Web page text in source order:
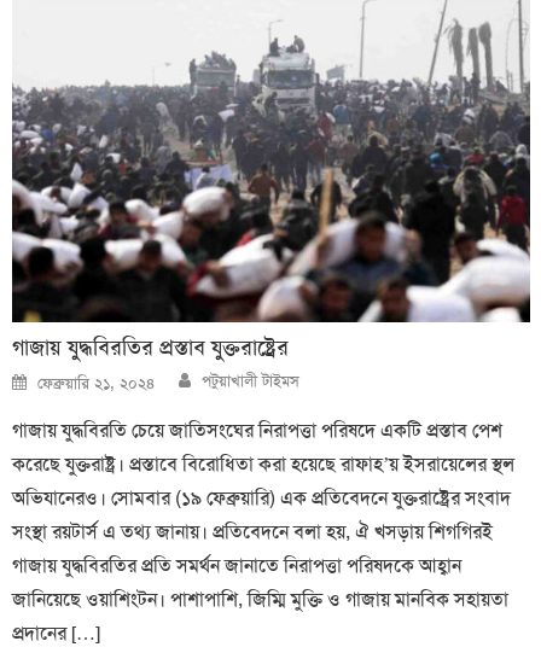
গাজায় যুদ্ধবিরতির প্রস্তাব যুক্তরাষ্ট্রের
Posted
on
ফেব্রুয়ারি ২১, ২০২৪ Author
পটুয়াখালী টাইমস
গাজায় যুদ্ধবিরতি চেয়ে জাতিসংঘের নিরাপত্তা পরিষদে একটি প্রস্তাব পেশ
করেছে যুক্তরাষ্ট্র। প্রস্তাবে বিরোধিতা করা হয়েছে রাফাহ’য় ইসরায়েলের স্থল
অভিযানেরও। সোমবার (১৯ ফেব্রুয়ারি) এক প্রতিবেদনে যুক্তরাষ্ট্রের সংবাদ
সংস্থা রয়টার্স এ তথ্য জানায়। প্রতিবেদনে বলা হয়, ঐ খসড়ায় শিগগিরই
গাজায় যুদ্ধবিরতির প্রতি সমর্থন জানাতে নিরাপত্তা পরিষদকে আহ্বান
জানিয়েছে ওয়াশিংটন। পাশাপাশি, জিম্মি মুক্তি ও গাজায় মানবিক সহায়তা
প্রদানের […]